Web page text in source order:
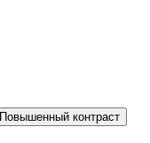
Повышенный контраст